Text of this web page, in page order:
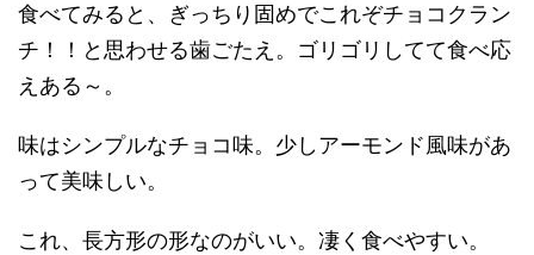
食べてみると、ぎっちり固めでこれぞチョコクラン
チ！！と思わせる歯ごたえ。ゴリゴリしてて食べ応
えある～。
味はシンプルなチョコ味。少しアーモンド風味があ
って美味しい。
これ、長方形の形なのがいい。凄く食べやすい。